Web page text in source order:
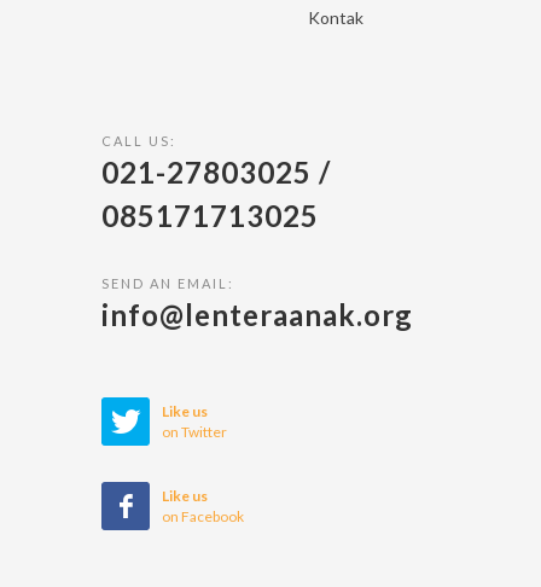
Kontak
CALL US:
021-27803025 /
085171713025
SEND AN EMAIL:
info@lenteraanak.org
Like us
on Twitter
Like us
on Facebook